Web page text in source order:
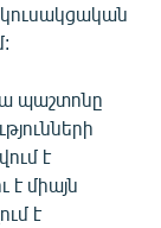
պաշտոնը
է
միայն
է